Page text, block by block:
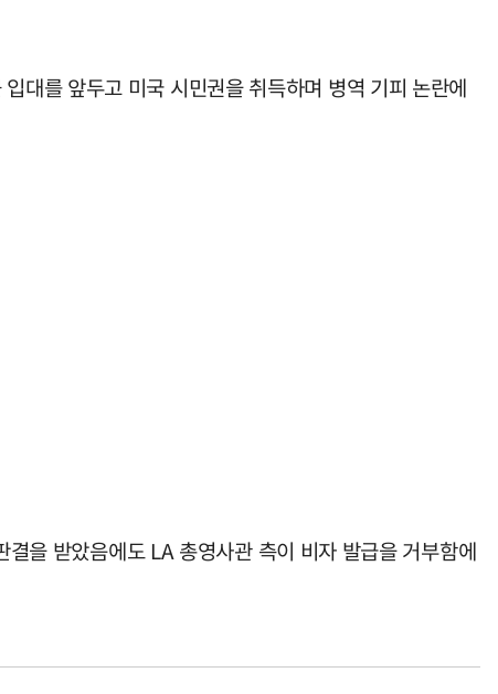
대를 앞두고 미국 시민권을 취득하며 병역 기피 논란에
을 받았음에도 LA 총영사관 측이 비자 발급을 거부함에